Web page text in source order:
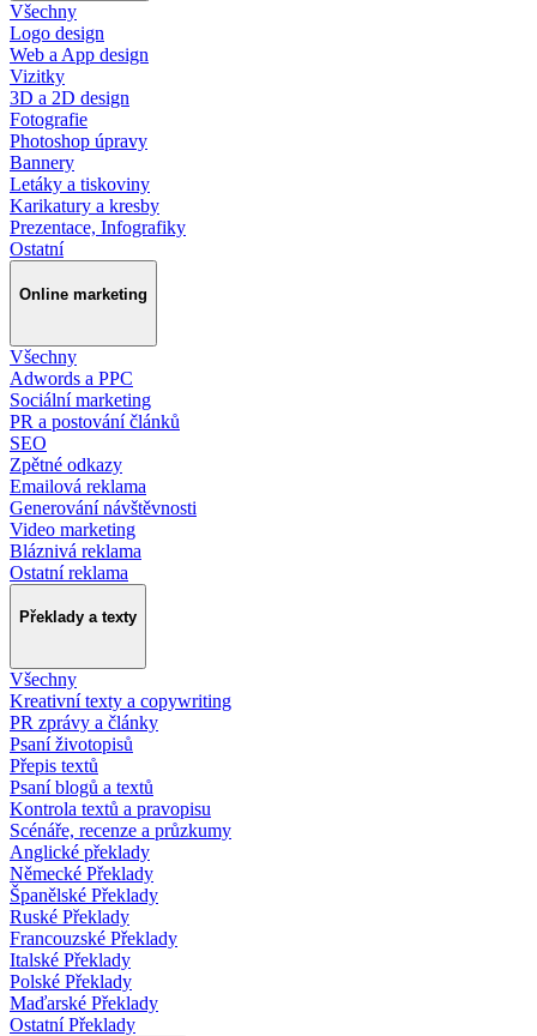
Všechny
Logo design
Web a App design
Vizitky
3D a 2D design
Fotografie
Photoshop úpravy
Bannery
Letáky a tiskoviny
Karikatury a kresby
Prezentace, Infografiky
Ostatní
Online marketing
Všechny
Adwords a PPC
Sociální marketing
PR a postování článků
SEO
Zpětné odkazy
Emailová reklama
Generování návštěvnosti
Video marketing
Bláznivá reklama
Ostatní reklama
Překlady a texty
Všechny
Kreativní texty a copywriting
PR zprávy a články
Psaní životopisů
Přepis textů
Psaní blogů a textů
Kontrola textů a pravopisu
Scénáře, recenze a průzkumy
Anglické překlady
Německé Překlady
Španělské Překlady
Ruské Překlady
Francouzské Překlady
Italské Překlady
Polské Překlady
Maďarské Překlady
Ostatní Překlady